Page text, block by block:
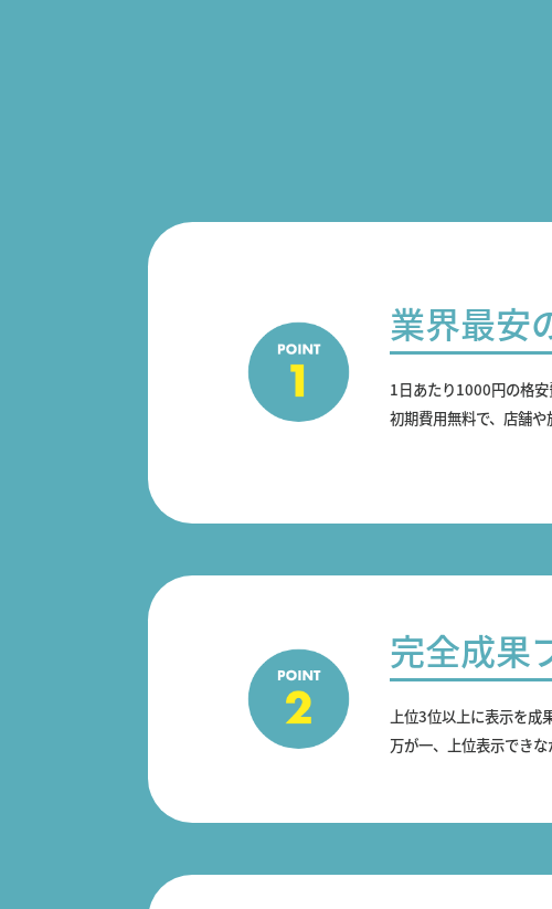
業界最安
1日あたり1000円の格安
初期費用無料で、店舗や
完全成果
上位3位以上に表示を成
万が一、上位表示できな